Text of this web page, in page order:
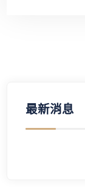
最新消息